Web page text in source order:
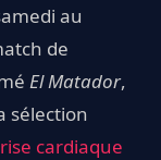
au
de
El Matador,
sélection
cardiaque